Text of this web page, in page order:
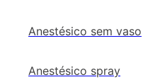
Anestésico sem vaso
Anestésico spray